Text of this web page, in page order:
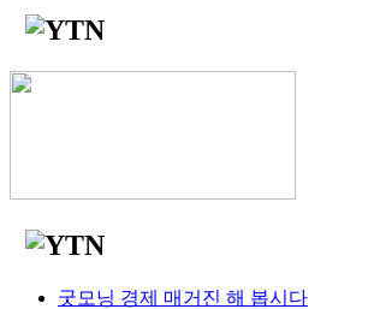
굿모닝 경제 매거진 해 봅시다